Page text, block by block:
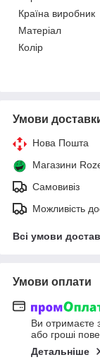
Країна виробник
Матеріал
Колір
Умови
Нова Пошта
Магазини
Самовивіз
Можливість
Всі умови
Умови оплати
Ви отримаєте
або гроші
Детальніше